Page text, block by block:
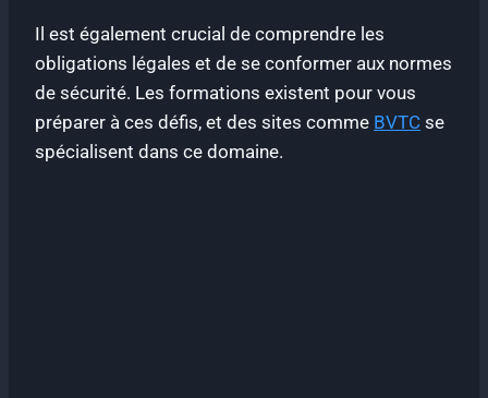
Il est également crucial de comprendre les
obligations légales et de se conformer aux normes
de sécurité. Les formations existent pour vous
préparer à ces défis, et des sites comme BVTC se
spécialisent dans ce domaine.